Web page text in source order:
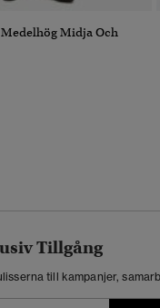
Medelhög Midja Och
Från
Tillgång
till kampanjer,